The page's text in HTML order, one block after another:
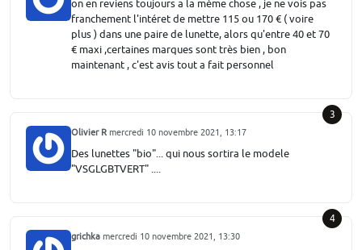
on en reviens toujours a la mème chose , je ne vois pas
franchement l'intéret de mettre 115 ou 170 € ( voire
plus ) dans une paire de lunette, alors qu'entre 40 et 70
€ maxi ,certaines marques sont très bien , bon
maintenant , c'est avis tout a fait personnel
3
Olivier R mercredi 10 novembre 2021, 13:17
Des lunettes "bio"... qui nous sortira le modele
"VSGLGBTVERT" ....
4
grichka mercredi 10 novembre 2021, 13:30